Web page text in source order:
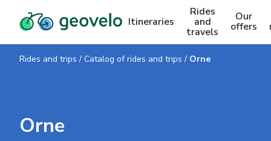
Itineraries
Rides
and
travels
Our
offers
Rides and trips / Catalog of rides and trips / Orne
Orne